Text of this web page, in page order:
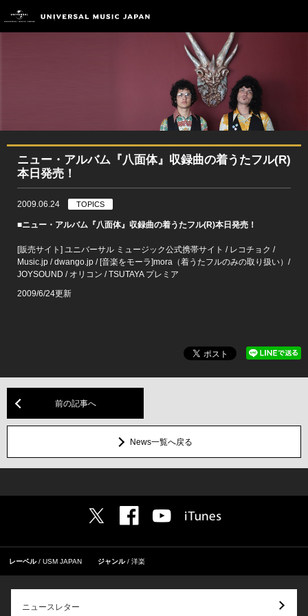
ニュー・アルバム『八面体』収録曲の着うたフル(R)
本日発売！
2009.06.24 TOPICS
■ニュー・アルバム『八面体』収録曲の着うたフル(R)本日発売！
[販売サイト] ユニバーサル ミュージック公式携帯サイト / レコチョク /
Music.jp / dwango.jp / [音楽をモーラ]mora（着うたフルのみの取り扱い）/
JOYSOUND / オリコン / TSUTAYA プレミア
2009/6/24更新
前の記事へ
News一覧へ戻る
レーベル USM JAPAN ジャンル 洋楽
ニュースレター